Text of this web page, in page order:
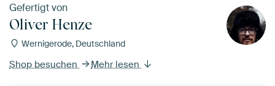
Gefertigt von
Oliver Henze
Wernigerode, Deutschland
Shop besuchen Mehr lesen